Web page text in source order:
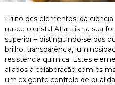
Fruto dos elementos, da
nasce o cristal Atlantis na sua
superior – distinguindo-se dos
brilho, transparência,
resistência química. Estes
aliados à colaboração com os
um exigente controlo de